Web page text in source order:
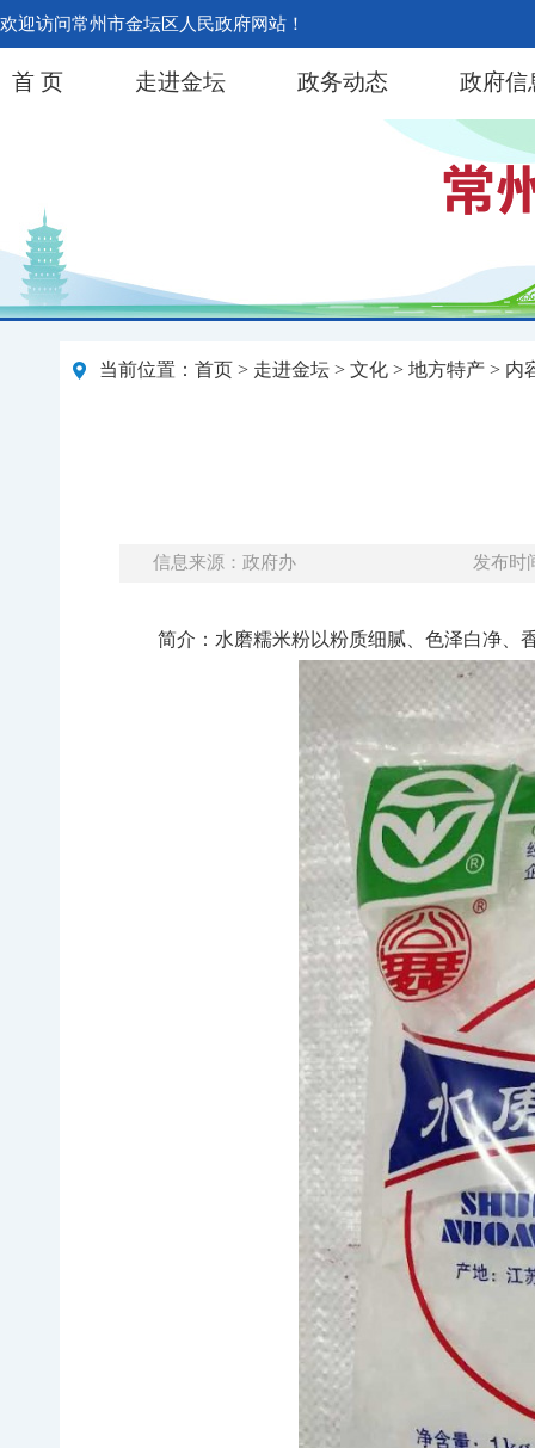
欢迎访问常州市金坛区人民政府网站！
首 页 走进金坛 政务动态 政府信
当前位置： 首页 > 走进金坛 > 文化 > 地方特产 > 内
信息来源：政府办 发布时
简介：水磨糯米粉以粉质细腻、色泽白净、